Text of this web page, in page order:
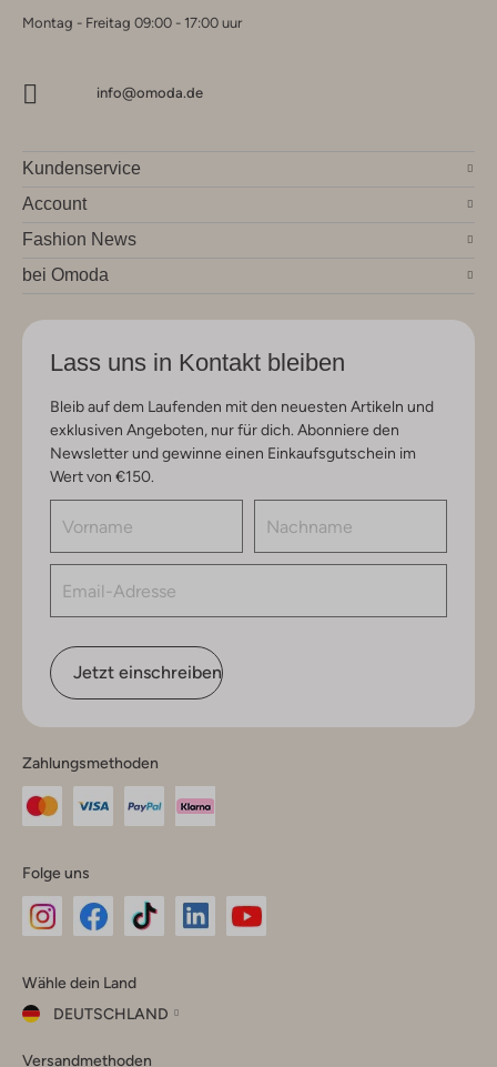
Montag - Freitag 09:00 - 17:00 uur
info@omoda.de
Kundenservice
Account
Fashion News
bei Omoda
Lass uns in Kontakt bleiben
Bleib auf dem Laufenden mit den neuesten Artikeln und
exklusiven Angeboten, nur für dich. Abonniere den
Newsletter und gewinne einen Einkaufsgutschein im
Wert von €150.
Jetzt einschreiben
Zahlungsmethoden
Folge uns
Instagram
Facebook
TikTok
Wähle dein Land
DEUTSCHLAND
dein
Versandmethoden